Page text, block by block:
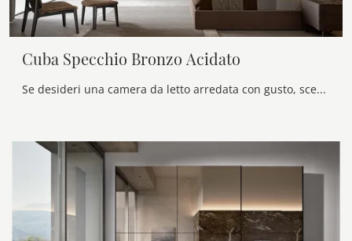
Cuba Specchio Bronzo Acidato
Se desideri una camera da letto arredata con gusto, scegli l'armadio Cuba Specchio Bronzo Acidato con ante scorrevoli di Veneran!